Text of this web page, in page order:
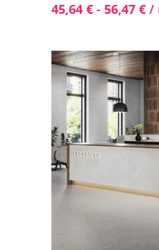
45,64 € - 56,47 € /